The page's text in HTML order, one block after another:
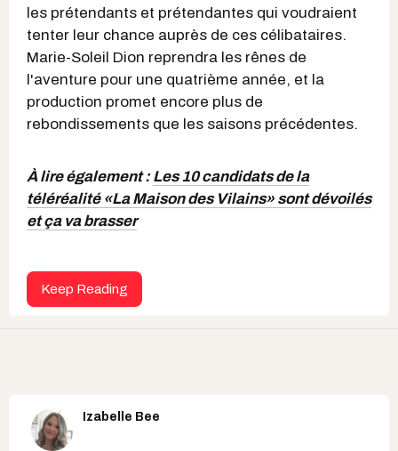
les prétendants et prétendantes qui voudraient
tenter leur chance auprès de ces célibataires.
Marie-Soleil Dion reprendra les rênes de
l'aventure pour une quatrième année, et la
production promet encore plus de
rebondissements que les saisons précédentes.
À lire également :Les 10 candidats de la
téléréalité «La Maison des Vilains» sont dévoilés
et ça va brasser
Keep Reading
Izabelle Bee